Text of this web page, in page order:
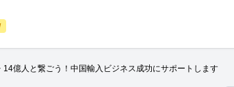
14億人と繋ごう！中国輸入ビジネス成功にサポートします